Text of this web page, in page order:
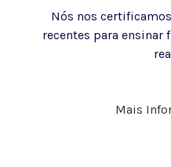
Nós nos
recentes para ensinar
Mais